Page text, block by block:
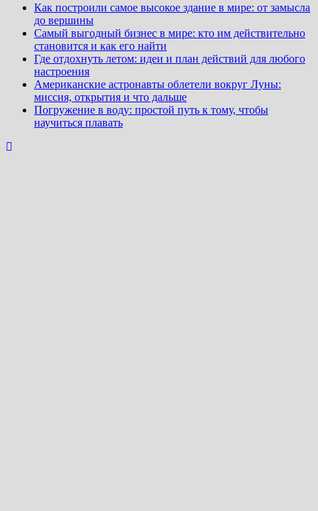
Как построили самое высокое здание в мире: от замысла
до вершины
Самый выгодный бизнес в мире: кто им действительно
становится и как его найти
Где отдохнуть летом: идеи и план действий для любого
настроения
Американские астронавты облетели вокруг Луны:
миссия, открытия и что дальше
Погружение в воду: простой путь к тому, чтобы
научиться плавать